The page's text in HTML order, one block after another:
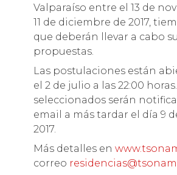
Valparaíso entre el 13 de
11 de diciembre de 2017,
que deberán llevar a cabo
propuestas.
Las postulaciones están
el 2 de julio a las 22:00
seleccionados serán
email a más tardar el día 9
2017.
Más detalles en
correo